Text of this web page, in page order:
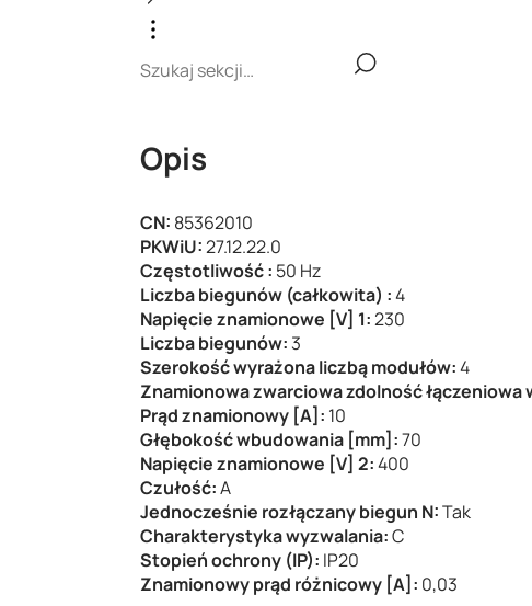
Opis
CN: 85362010
PKWiU:27.12.22.0
Częstotliwość : 50 Hz
Liczba biegunów (całkowita) :4
Napięcie znamionowe [V] 1:230
Liczba biegunów: 3
Szerokość wyrażona liczbą modułów:4
Znamionowa zwarciowa zdolność łączeniowa
Prąd znamionowy [A]: 10
Głębokość wbudowania [mm]:70
Napięcie znamionowe [V] 2:400
Czułość:A
Jednocześnie rozłączany biegun N:Tak
Charakterystyka wyzwalania:C
Stopień ochrony (IP): IP20
Znamionowy prąd różnicowy [A]: 0,03